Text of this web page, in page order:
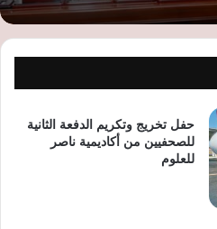
حفل تخريج وتكريم الدفعة الثانية
للصحفيين من أكاديمية ناصر
للعلوم